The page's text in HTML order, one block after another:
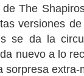
The
versiones
se da la
nuevo a lo
extra-